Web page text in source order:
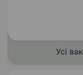
із
опалення…
Усі